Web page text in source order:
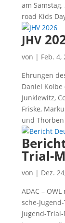
am
road Kids
JHV
von | Feb. 4,
Ehrun­gen
Dani­el Kol­be
Jun­k­le­witz,
Fris­ke,
und
Trial-
von | Dez.
ADAC –
sche-
Jugend-